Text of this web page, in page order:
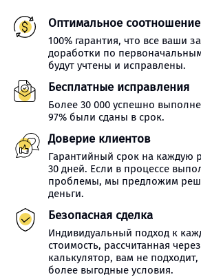
Оптимальное
100% гарантия, что все ваши
доработки по
будут учтены и исправлены.
Бесплатные исправления
Более 30 000 успешно
97% были сданы в срок.
Доверие клиентов
Гарантийный срок на каждую
30 дней. Если в процессе
проблемы, мы предложим
деньги.
Безопасная сделка
Индивидуальный подход к
стоимость, рассчитанная
калькулятор, вам не
более выгодные условия.